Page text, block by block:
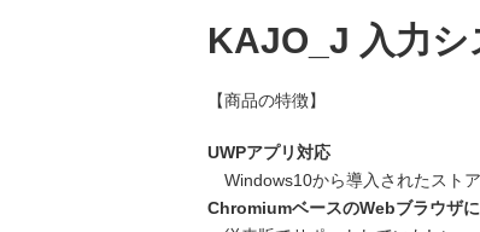
言
・
相
KAJO_J 入力シ
【商品の特徴】
UWPアプリ対応
Windows10から導入されたスト
ChromiumベースのWebブラウザ